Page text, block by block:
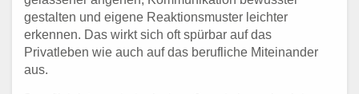
gestalten und eigene Reaktionsmuster leichter
erkennen. Das wirkt sich oft spürbar auf das
Privatleben wie auch auf das berufliche Miteinander
aus.